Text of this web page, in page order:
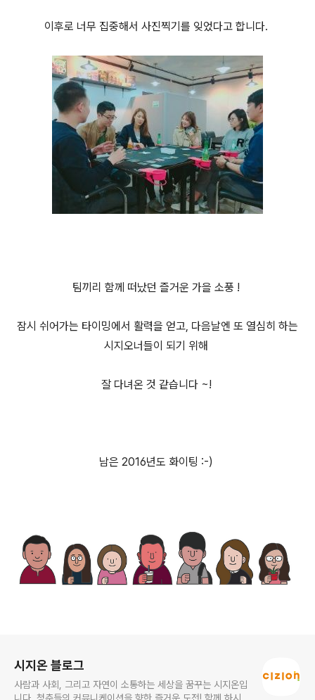
이후로 너무 집중해서 사진찍기를 잊었다고 합니다.
팀끼리 함께 떠났던 즐거운 가을 소풍 !
잠시 쉬어가는 타이밍에서 활력을 얻고, 다음날엔 또 열심히 하는
시지오너들이 되기 위해
잘 다녀온 것 같습니다 ~!
남은 2016년도 화이팅 :-)
시지온 블로그
사람과 사회, 그리고 자연이 소통하는 세상을 꿈꾸는 시지온입